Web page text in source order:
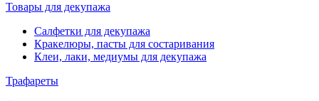
Товары для декупажа
Салфетки для декупажа
Кракелюры, пасты для состаривания
Клеи, лаки, медиумы для декупажа
Трафареты